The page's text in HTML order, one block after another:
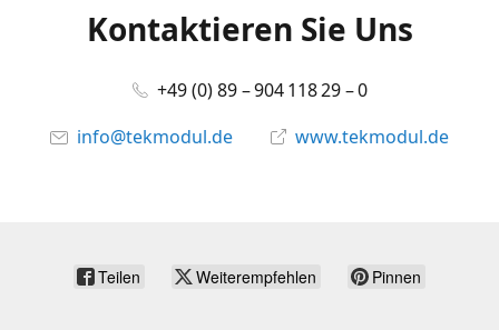
Kontaktieren Sie Uns
+49 (0) 89 – 904 118 29 – 0
info@tekmodul.de
www.tekmodul.de
Teilen Weiterempfehlen Pinnen